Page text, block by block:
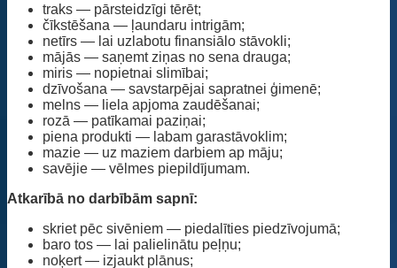
traks — pārsteidzīgi tērēt;
čīkstēšana — ļaundaru intrigām;
netīrs — lai uzlabotu finansiālo stāvokli;
mājās — saņemt ziņas no sena drauga;
miris — nopietnai slimībai;
dzīvošana — savstarpējai sapratnei ģimenē;
melns — liela apjoma zaudēšanai;
rozā — patīkamai paziņai;
piena produkti — labam garastāvoklim;
mazie — uz maziem darbiem ap māju;
savējie — vēlmes piepildījumam.
Atkarībā no darbībām sapnī:
skriet pēc sivēniem — piedalīties piedzīvojumā;
baro tos — lai palielinātu peļņu;
noķert — izjaukt plānus;